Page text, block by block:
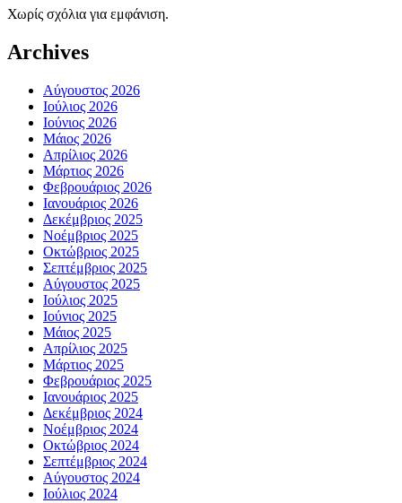
Χωρίς σχόλια για εμφάνιση.
Archives
Αύγουστος 2026
Ιούλιος 2026
Ιούνιος 2026
Μάιος 2026
Απρίλιος 2026
Μάρτιος 2026
Φεβρουάριος 2026
Ιανουάριος 2026
Δεκέμβριος 2025
Νοέμβριος 2025
Οκτώβριος 2025
Σεπτέμβριος 2025
Αύγουστος 2025
Ιούλιος 2025
Ιούνιος 2025
Μάιος 2025
Απρίλιος 2025
Μάρτιος 2025
Φεβρουάριος 2025
Ιανουάριος 2025
Δεκέμβριος 2024
Νοέμβριος 2024
Οκτώβριος 2024
Σεπτέμβριος 2024
Αύγουστος 2024
Ιούλιος 2024